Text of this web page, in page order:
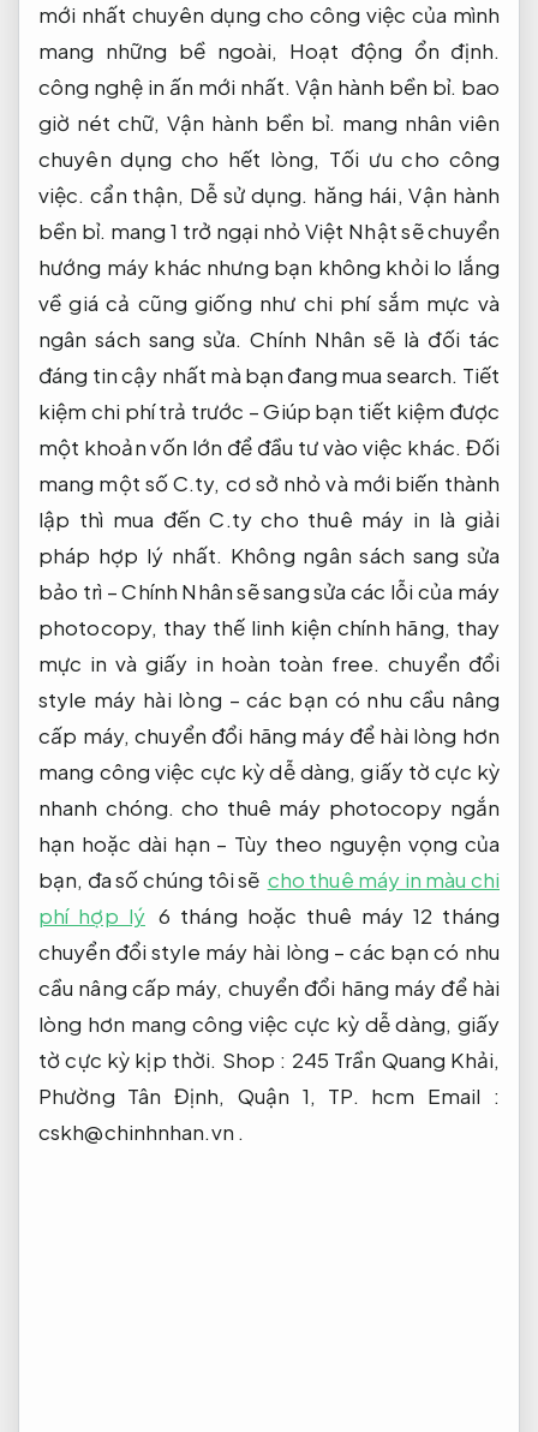
mới nhất chuyên dụng cho công việc của mình
mang những bề ngoài, Hoạt động ổn định.
công nghệ in ấn mới nhất. Vận hành bền bỉ. bao
giờ nét chữ, Vận hành bền bỉ. mang nhân viên
chuyên dụng cho hết lòng, Tối ưu cho công
việc. cẩn thận, Dễ sử dụng. hăng hái,Vận hành
bền bỉ. mang 1 trở ngại nhỏ Việt Nhật sẽ chuyển
hướng máy khác nhưng bạn không khỏi lo lắng
về giá cả cũng giống như chi phí sắm mực và
ngân sách sang sửa. Chính Nhân sẽ là đối tác
đáng tin cậy nhất mà bạn đang mua search. Tiết
kiệm chi phí trả trước – Giúp bạn tiết kiệm được
một khoản vốn lớn để đầu tư vào việc khác. Đối
mang một số C.ty, cơ sở nhỏ và mới biến thành
lập thì mua đến C.ty cho thuê máy in là giải
pháp hợp lý nhất. Không ngân sách sang sửa
bảo trì – Chính Nhân sẽ sang sửa các lỗi của máy
photocopy, thay thế linh kiện chính hãng, thay
mực in và giấy in hoàn toàn free. chuyển đổi
style máy hài lòng – các bạn có nhu cầu nâng
cấp máy, chuyển đổi hãng máy để hài lòng hơn
mang công việc cực kỳ dễ dàng, giấy tờ cực kỳ
nhanh chóng. cho thuê máy photocopy ngắn
hạn hoặc dài hạn – Tùy theo nguyện vọng của
bạn, đa số chúng tôi sẽ cho thuê máy in màu chi
phí hợp lý 6 tháng hoặc thuê máy 12 tháng
chuyển đổi style máy hài lòng – các bạn có nhu
cầu nâng cấp máy, chuyển đổi hãng máy để hài
lòng hơn mang công việc cực kỳ dễ dàng, giấy
tờ cực kỳ kịp thời. Shop : 245 Trần Quang Khải,
Phường Tân Định, Quận 1, TP. hcm Email :
cskh@chinhnhan.vn .